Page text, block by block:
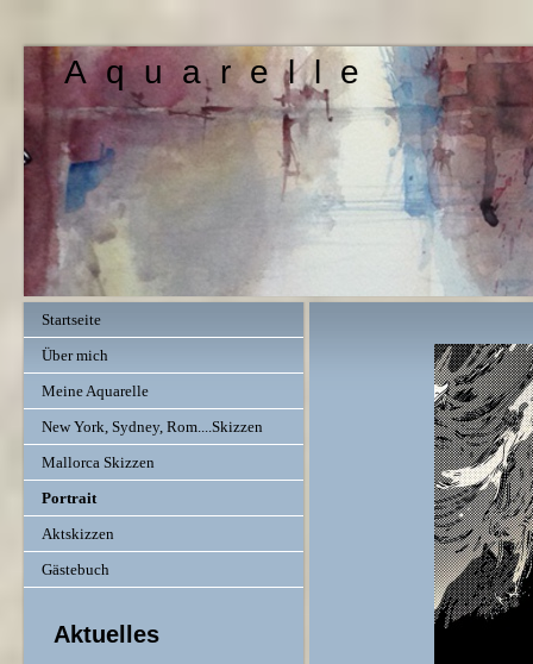
A q u a r e l l e
Startseite
Über mich
Meine Aquarelle
New York, Sydney, Rom....Skizzen
Mallorca Skizzen
Portrait
Aktskizzen
Gästebuch
Aktuelles